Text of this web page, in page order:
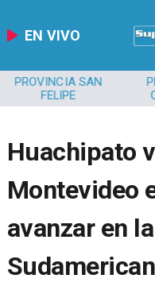
EN VIVO
PROVINCIA SAN
FELIPE
Huachipato
Montevideo
avanzar en